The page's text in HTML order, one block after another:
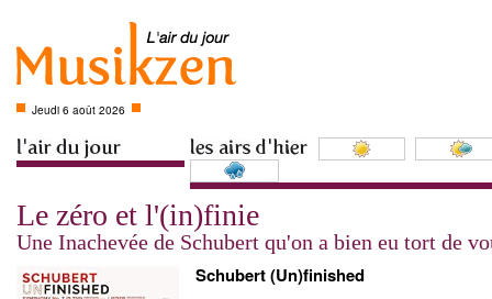
Jeudi 6 août 2026
Le zéro et l'(in)finie
Une Inachevée de Schubert qu'on a bien eu tort de
Schubert (Un)finished